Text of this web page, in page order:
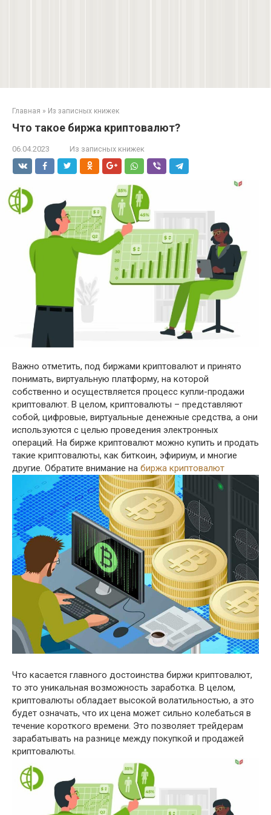
Главная » Из записных книжек
Что такое биржа криптовалют?
06.04.2023 Из записных книжек
Важно отметить, под биржами криптовалют и принято
понимать, виртуальную платформу, на которой
собственно и осуществляется процесс купли-продажи
криптовалют. В целом, криптовалюты – представляют
собой, цифровые, виртуальные денежные средства, а они
используются с целью проведения электронных
операций. На бирже криптовалют можно купить и продать
такие криптовалюты, как биткоин, эфириум, и многие
другие. Обратите внимание на биржа криптовалют
Что касается главного достоинства биржи криптовалют,
то это уникальная возможность заработка. В целом,
криптовалюты обладает высокой волатильностью, а это
будет означать, что их цена может сильно колебаться в
течение короткого времени. Это позволяет трейдерам
зарабатывать на разнице между покупкой и продажей
криптовалюты.